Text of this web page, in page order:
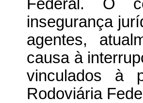
Federal. O
insegurança
agentes,
causa à
vinculados à
Rodoviária